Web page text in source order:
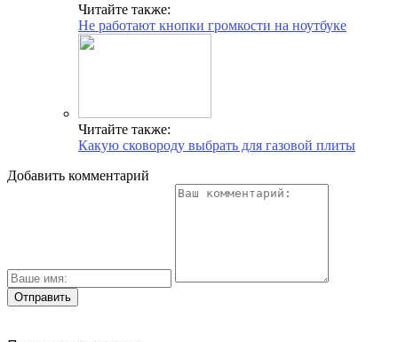
Читайте также:
Не работают кнопки громкости на ноутбуке
Читайте также:
Какую сковороду выбрать для газовой плиты
Добавить комментарий